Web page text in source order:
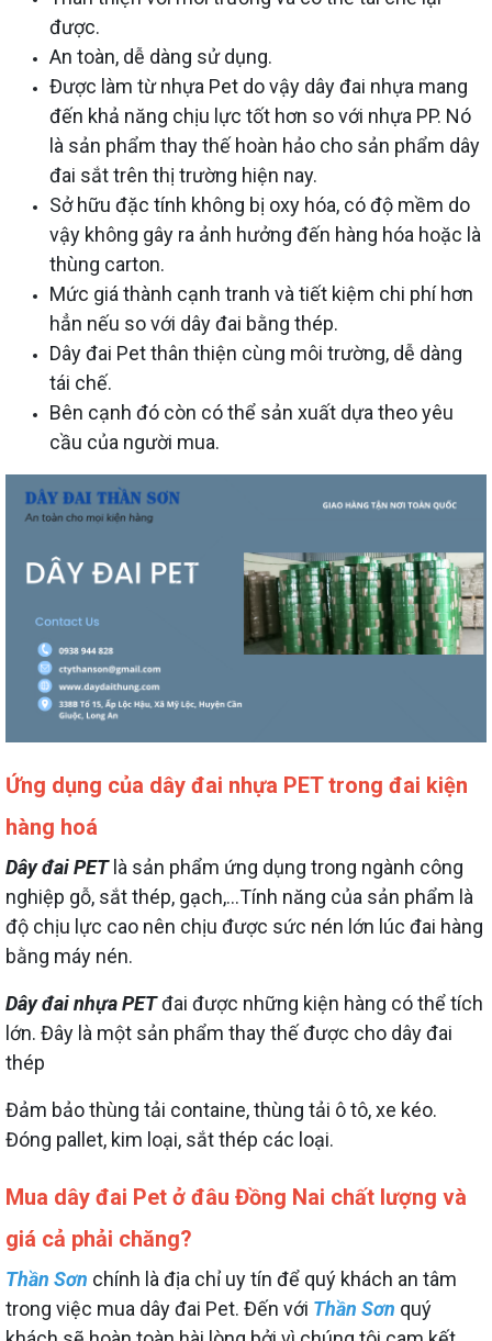
được.
An toàn, dễ dàng sử dụng.
Được làm từ nhựa Pet do vậy dây đai nhựa mang
đến khả năng chịu lực tốt hơn so với nhựa PP. Nó
là sản phẩm thay thế hoàn hảo cho sản phẩm dây
đai sắt trên thị trường hiện nay.
Sở hữu đặc tính không bị oxy hóa, có độ mềm do
vậy không gây ra ảnh hưởng đến hàng hóa hoặc là
thùng carton.
Mức giá thành cạnh tranh và tiết kiệm chi phí hơn
hẳn nếu so với dây đai bằng thép.
Dây đai Pet thân thiện cùng môi trường, dễ dàng
tái chế.
Bên cạnh đó còn có thể sản xuất dựa theo yêu
cầu của người mua.
Ứng dụng của dây đai nhựa PET trong đai kiện
hàng hoá
Dây đai PETlà sản phẩm ứng dụng trong ngành công
nghiệp gỗ, sắt thép, gạch,…Tính năng của sản phẩm là
độ chịu lực cao nên chịu được sức nén lớn lúc đai hàng
bằng máy nén.
Dây đai nhựa PETđai được những kiện hàng có thể tích
lớn. Đây là một sản phẩm thay thế được cho dây đai
thép
Đảm bảo thùng tải containe, thùng tải ô tô, xe kéo.
Đóng pallet, kim loại, sắt thép các loại.
Mua dây đai Pet ở đâu Đồng Nai chất lượng và
giá cả phải chăng?
Thần Sơn chính là địa chỉ uy tín để quý khách an tâm
trong việc mua dây đai Pet. Đến với Thần Sơn quý